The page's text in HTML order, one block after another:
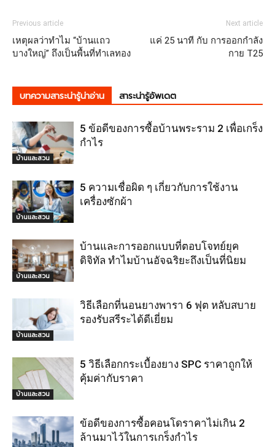
Previous article
เหตุผลว่าทำไม “บ้านแถว
บางใหญ่” ถึงเป็นพื้นที่ทำเลทอง
Next article
แค่ 25 นาที กับ การออกกำลัง
กาย T25
บทความสาระน่ารู้น่าอ่าน สาระน่ารู้อัพเดต
บ้านและสวน
5 ข้อดีของการซื้อบ้านพระราม 2 เพื่อเกร็ง
กำไร
บ้านและสวน
5 ความเชื่อผิด ๆ เกี่ยวกับการใช้งาน
เครื่องซักผ้า
บ้านและสวน
บ้านและการออกแบบที่ตอบโจทย์ยุค
ดิจิทัล ทำไมบ้านอัจฉริยะถึงเป็นที่นิยม
บ้านและสวน
วิธีเลือกที่นอนยางพารา 6 ฟุต หลับสบาย
รองรับสรีระได้ดีเยี่ยม
บ้านและสวน
5 วิธีเลือกกระเบื้องยาง SPC ราคาถูกให้
คุ้มค่ากับราคา
ข้อดีของการซื้อคอนโดราคาไม่เกิน 2
ล้านมาไว้ในการเกร็งกำไร